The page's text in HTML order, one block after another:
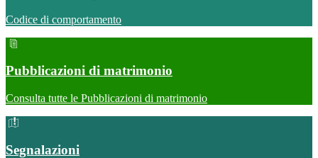
Codice di comportamento
Pubblicazioni di matrimonio
Consulta tutte le Pubblicazioni di matrimonio
Segnalazioni